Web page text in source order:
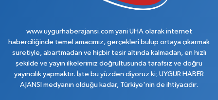
www.uygurhaberajansi.com yani UHA olarak internet
haberciliğinde temel amacımız, gerçekleri bulup ortaya çıkarmak
suretiyle, abartmadan ve hiçbir tesir altında kalmadan, en hızlı
şekilde ve yayın ilkelerimiz doğrultusunda tarafsız ve doğru
yayıncılık yapmaktır. İşte bu yüzden diyoruz ki; UYGUR HABER
AJANSI medyanın olduğu kadar, Türkiye'nin de ihtiyacıdır.